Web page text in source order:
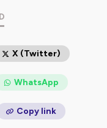
que redouté
et musiques
improbables et
compte.
X (Twitter)
WhatsApp
Copy link